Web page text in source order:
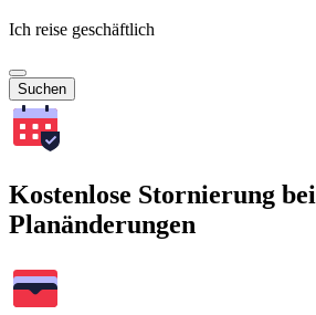
Ich reise geschäftlich
Suchen
Kostenlose Stornierung bei
Planänderungen